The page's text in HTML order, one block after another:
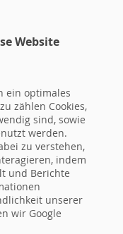
bis topseminar
Website
ein optimales
zählen Cookies,
sind, sowie
werden.
zu verstehen,
indem
und Berichte
unserer
wir Google